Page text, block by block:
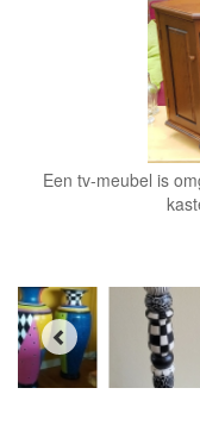
Een tv-meubel is